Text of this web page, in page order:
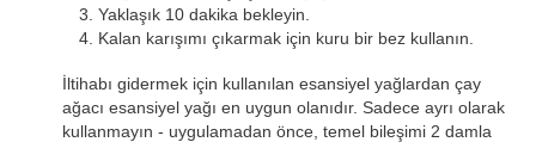
Yaklaşık 10 dakika bekleyin.
Kalan karışımı çıkarmak için kuru bir bez kullanın.
İltihabı gidermek için kullanılan esansiyel yağlardan çay
ağacı esansiyel yağı en uygun olanıdır. Sadece ayrı olarak
kullanmayın - uygulamadan önce, temel bileşimi 2 damla